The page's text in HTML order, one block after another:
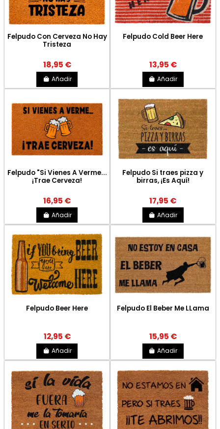
Felpudo Con Cerveza No Hay
Tristeza
18,95 €
Añadir
Felpudo Cold Beer Here
13,95 €
Añadir
Felpudo "Si Vienes A Verme...
¡Trae Cerveza!
16,95 €
Añadir
Felpudo Si traes pizza y
birras, ¡Es Aquí!
17,95 €
Añadir
Felpudo Beer Here
12,95 €
Añadir
Felpudo El Beber Me LLama
15,95 €
Añadir